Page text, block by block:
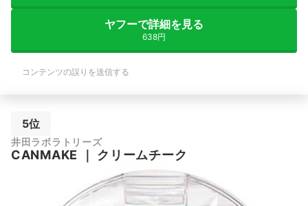
ヤフーで詳細を見る
638円
コンテンツの誤りを送信する
5位
井田ラボラトリーズ
CANMAKE ｜ クリームチーク